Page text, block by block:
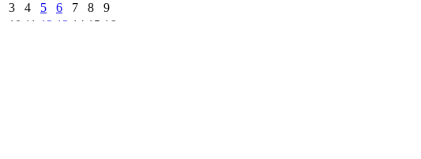
3
4 5 6 7 8
9
10 11 12 13 14 15 16